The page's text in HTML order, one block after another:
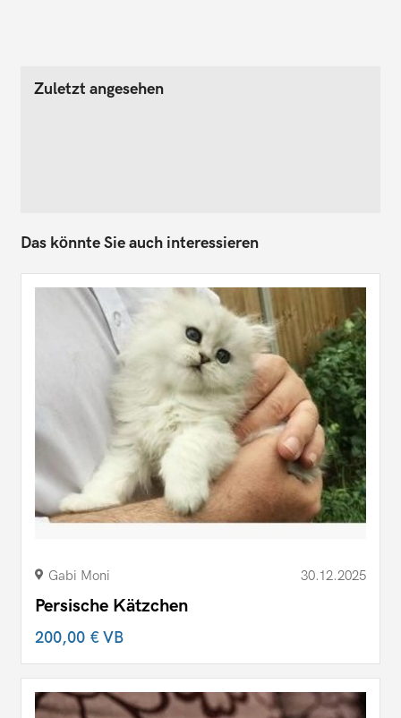
Zuletzt angesehen
Das könnte Sie auch interessieren
Gabi Moni 30.12.2025
Persische Kätzchen
200,00 €VB